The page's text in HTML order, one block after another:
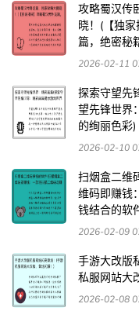
攻略蜀汉传
晓！(【独
篇，绝密秘
2026-02-11
探索守望先
望先锋世界
的绚丽色彩)
2026-02-10
扫烟盒二维
维码即赚钱
钱结合的软
2026-02-09
手游大改版
私服网站大
2026-02-08